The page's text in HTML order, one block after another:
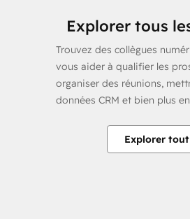
Explorer tous
Trouvez des collègues
vous aider à qualifier les
organiser des réunions,
données CRM et bien plus
Explorer tout